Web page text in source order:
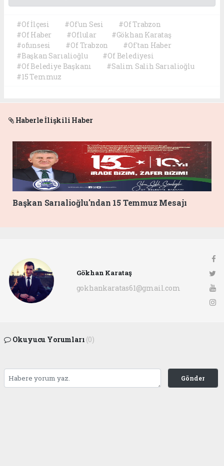
#Of İlçesi #Of'un Sesi
#Of Trabzon
#Of Haber
#Oflular
#Gökhan Karataş
#ofunsesi
#Of Trabzon
#Of'tan Haber
#Başkan Sarıalioğlu
#Of Belediyesi
#Of Belediye Başkanı
#Salim Salih Sarıalioğlu
#15 Temmuz
Haberle İlişkili Haber
Başkan Sarıalioğlu'ndan 15 Temmuz Mesajı
Gökhan Karataş
gokhankaratas61@gmail.com
Okuyucu Yorumları (0)
Gönder